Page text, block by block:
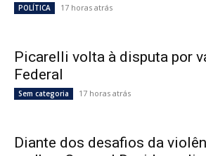
POLÍTICA 17 horas atrás
Picarelli volta à disputa por
Federal
Sem categoria 17 horas atrás
Diante dos desafios da